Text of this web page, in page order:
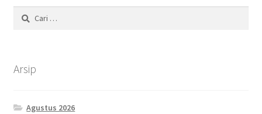
Cari
untuk:
Arsip
Agustus 2026